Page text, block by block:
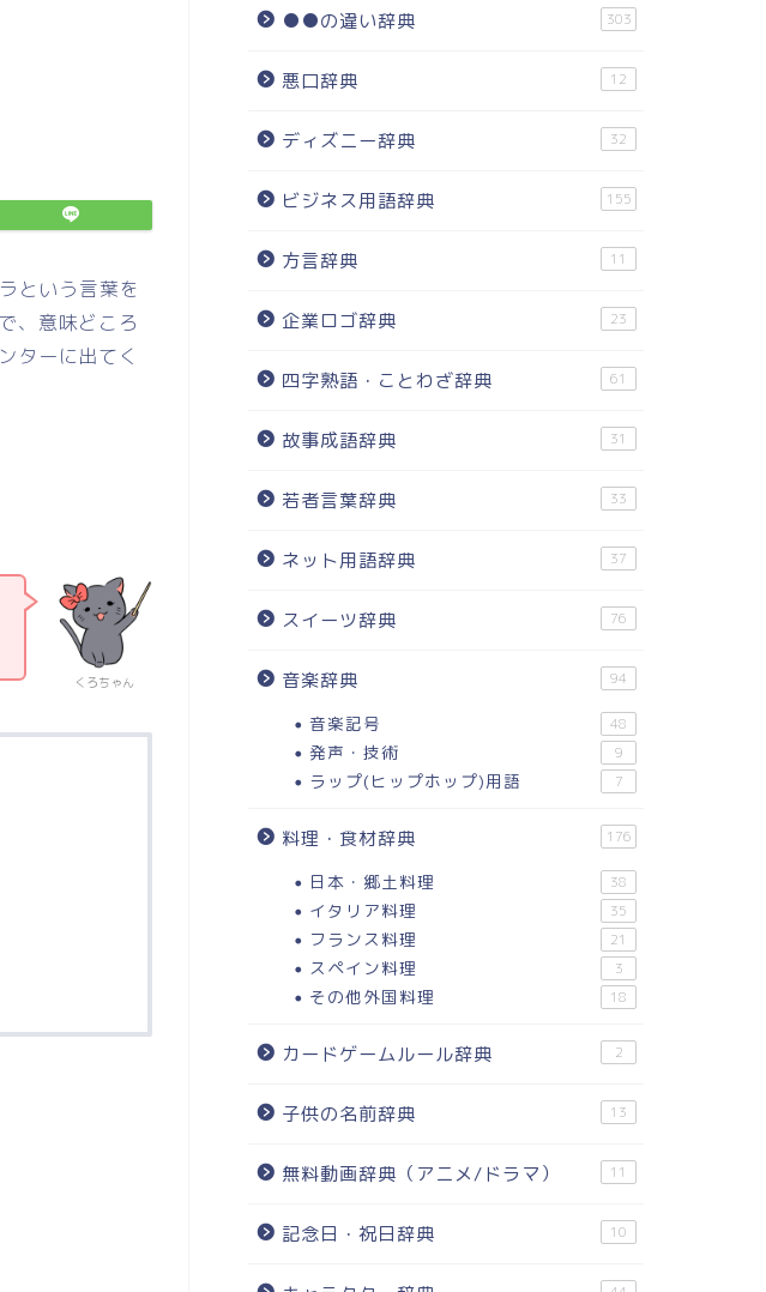
という言葉を
、意味どころ
ターに出てく
くろちゃん
●●の違い辞典 303
悪口辞典 12
ディズニー辞典 32
ビジネス用語辞典 155
方言辞典 11
企業ロゴ辞典 23
四字熟語・ことわざ辞典 61
故事成語辞典 31
若者言葉辞典 33
ネット用語辞典 37
スイーツ辞典 76
音楽辞典 94
音楽記号 48
発声・技術 9
ラップ(ヒップホップ)用語 7
料理・食材辞典 176
日本・郷土料理 38
イタリア料理 35
フランス料理 21
スペイン料理 3
その他外国料理 18
カードゲームルール辞典 2
子供の名前辞典 13
無料動画辞典（アニメ/ドラマ） 11
記念日・祝日辞典 10